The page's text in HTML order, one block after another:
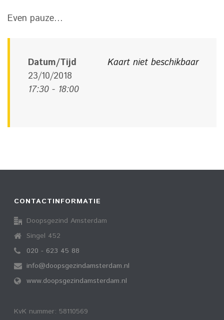
Even pauze…
Kaart niet beschikbaar
Datum/Tijd
23/10/2018
17:30 - 18:00
CONTACTINFORMATIE
Doopsgezind Amsterdam
Singel 452
020 - 623 45 88
info@doopsgezindamsterdam.nl
www.doopsgezindamsterdam.nl
KvK nummer: 58110569